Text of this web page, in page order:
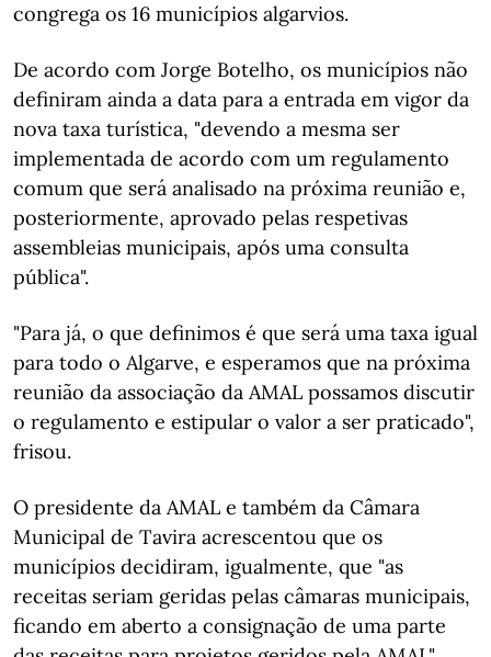
congrega os 16 municípios algarvios.
De acordo com Jorge Botelho, os municípios não
definiram ainda a data para a entrada em vigor da
nova taxa turística, "devendo a mesma ser
implementada de acordo com um regulamento
comum que será analisado na próxima reunião e,
posteriormente, aprovado pelas respetivas
assembleias municipais, após uma consulta
pública".
"Para já, o que definimos é que será uma taxa igual
para todo o Algarve, e esperamos que na próxima
reunião da associação da AMAL possamos discutir
o regulamento e estipular o valor a ser praticado",
frisou.
O presidente da AMAL e também da Câmara
Municipal de Tavira acrescentou que os
municípios decidiram, igualmente, que "as
receitas seriam geridas pelas câmaras municipais,
ficando em aberto a consignação de uma parte